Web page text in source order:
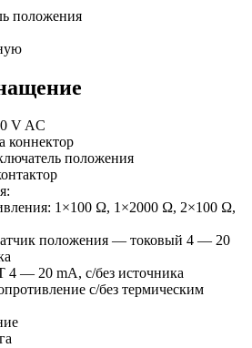
положения
V AC
коннектор
положения
1×100 Ω, 1×2000 Ω, 2×100 Ω,
положения — токовый 4 — 20
— 20 mA, c/без источника
с/без термическим